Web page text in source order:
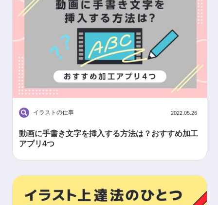
イラストの仕事 2022.05.26
動画に手書き文字を挿入する方法は？おすすめ加工
アプリ4つ